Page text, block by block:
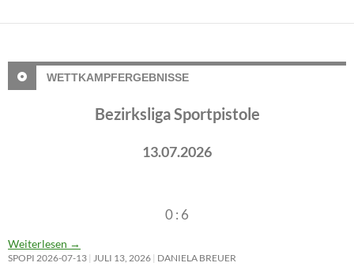
WETTKAMPFERGEBNISSE
Bezirksliga Sportpistole
13.07.2026
0 : 6
Weiterlesen →
SPOPI 2026-07-13 JULI 13, 2026 DANIELA BREUER